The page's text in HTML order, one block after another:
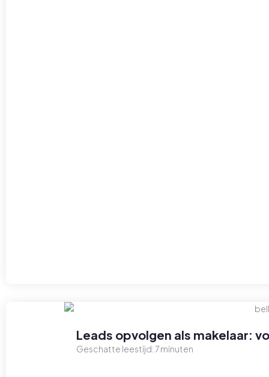
Leads opvolgen als makelaar:
Geschatte leestijd:7minuten